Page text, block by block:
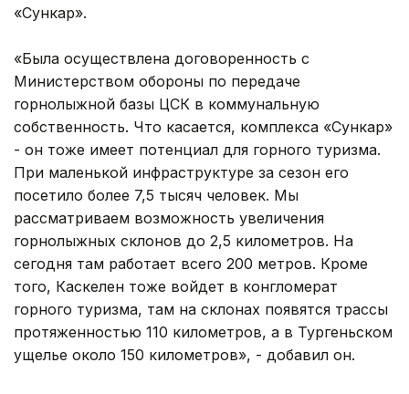
«Сункар».
«Была осуществлена договоренность с
Министерством обороны по передаче
горнолыжной базы ЦСК в коммунальную
собственность. Что касается, комплекса «Сункар»
- он тоже имеет потенциал для горного туризма.
При маленькой инфраструктуре за сезон его
посетило более 7,5 тысяч человек. Мы
рассматриваем возможность увеличения
горнолыжных склонов до 2,5 километров. На
сегодня там работает всего 200 метров. Кроме
того, Каскелен тоже войдет в конгломерат
горного туризма, там на склонах появятся трассы
протяженностью 110 километров, а в Тургеньском
ущелье около 150 километров», - добавил он.